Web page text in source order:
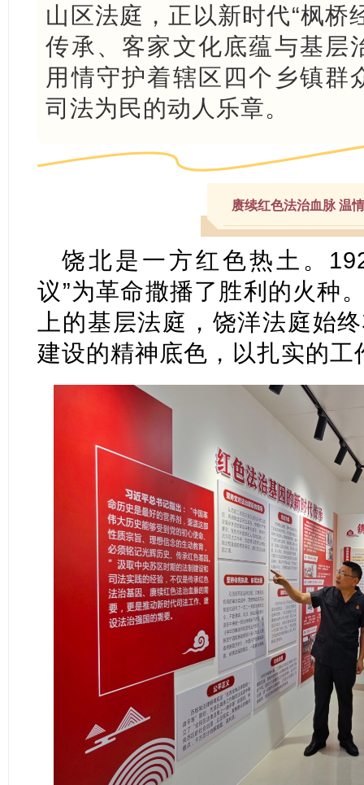
山区法庭，正以新时代“枫桥
传承、客家文化底蕴与基层
用情守护着辖区四个乡镇群
司法为民的动人乐章。
赓续红色法治血脉 温
饶北是一方红色热土。
议”为革命撒播了胜利的火种
上的基层法庭，饶洋法庭始
建设的精神底色，以扎实的